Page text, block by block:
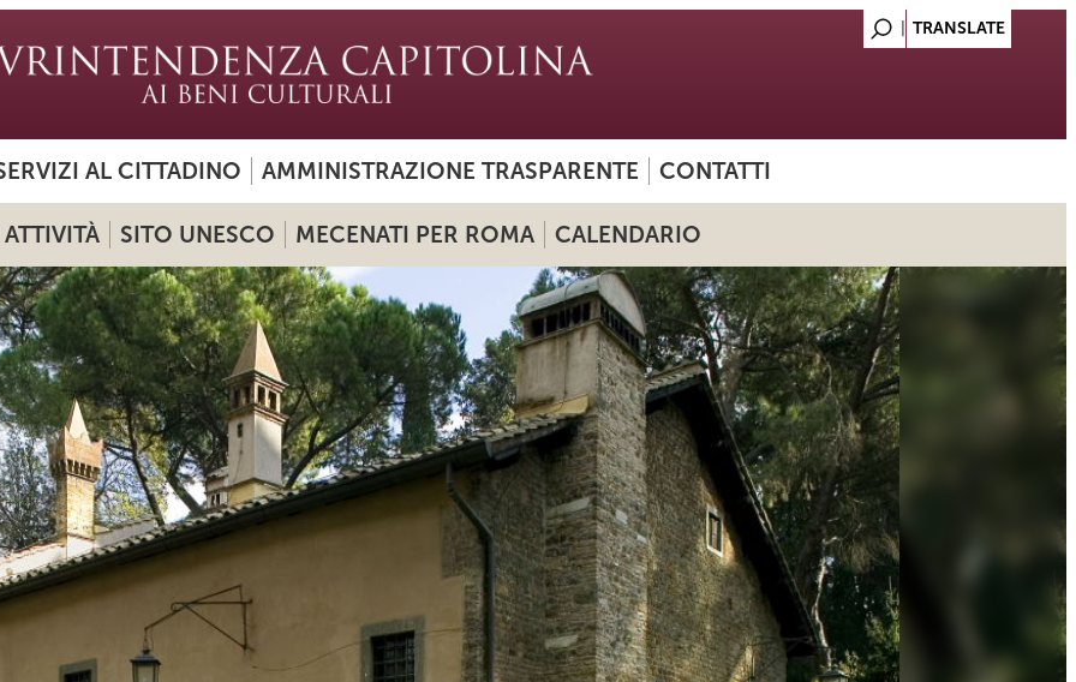
AL CITTADINO AMMINISTRAZIONE TRASPARENTE CONTATTI
ATTIVITÀ SITO UNESCO MECENATI PER ROMA CALENDARIO